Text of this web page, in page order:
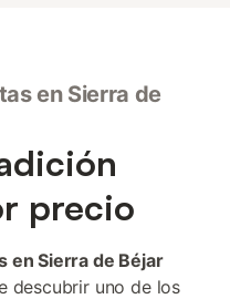
en Sierra de
precio
en Sierra de Béjar
descubrir uno de los